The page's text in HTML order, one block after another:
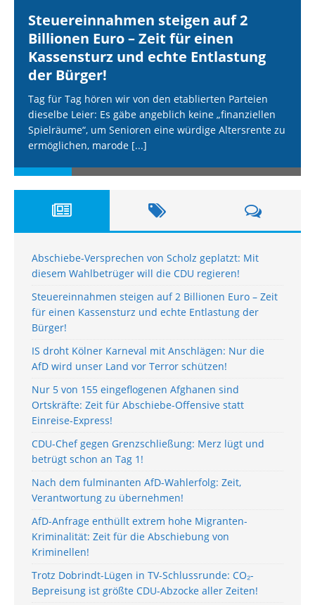
Steuereinnahmen steigen auf 2
Billionen Euro – Zeit für einen
Kassensturz und echte Entlastung
der Bürger!
Tag für Tag hören wir von den etablierten Parteien
dieselbe Leier: Es gäbe angeblich keine „finanziellen
Spielräume“, um Senioren eine würdige Altersrente zu
ermöglichen, marode [...]
Abschiebe-Versprechen von Scholz geplatzt: Mit
diesem Wahlbetrüger will die CDU regieren!
Steuereinnahmen steigen auf 2 Billionen Euro – Zeit
für einen Kassensturz und echte Entlastung der
Bürger!
IS droht Kölner Karneval mit Anschlägen: Nur die
AfD wird unser Land vor Terror schützen!
Nur 5 von 155 eingeflogenen Afghanen sind
Ortskräfte: Zeit für Abschiebe-Offensive statt
Einreise-Express!
CDU-Chef gegen Grenzschließung: Merz lügt und
betrügt schon an Tag 1!
Nach dem fulminanten AfD-Wahlerfolg: Zeit,
Verantwortung zu übernehmen!
AfD-Anfrage enthüllt extrem hohe Migranten-
Kriminalität: Zeit für die Abschiebung von
Kriminellen!
Trotz Dobrindt-Lügen in TV-Schlussrunde: CO₂-
Bepreisung ist größte CDU-Abzocke aller Zeiten!